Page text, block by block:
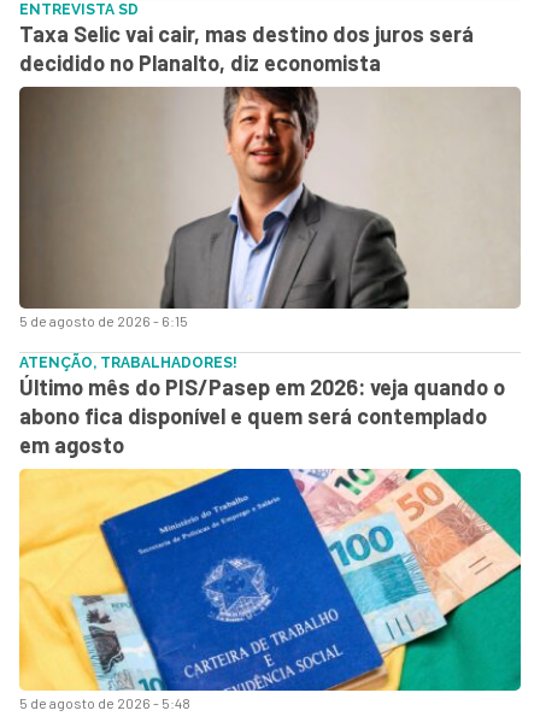
5 de agosto de 2026 - 6:15
ENTREVISTA SD
Taxa Selic vai cair, mas destino dos juros será
decidido no Planalto, diz economista
5 de agosto de 2026 - 5:48
ATENÇÃO, TRABALHADORES!
Último mês do PIS/Pasep em 2026: veja quando o
abono fica disponível e quem será contemplado
em agosto